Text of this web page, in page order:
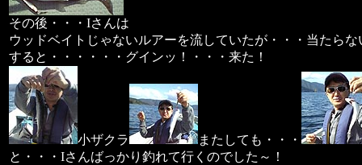
その後・・・Iさんは
ウッドベイトじゃないルアーを流していたが・・・当たら
すると・・・・・・グインッ！・・・来た！
小ザクラ
またしても・・・
と・・・Iさんばっかり釣れて行くのでした～！